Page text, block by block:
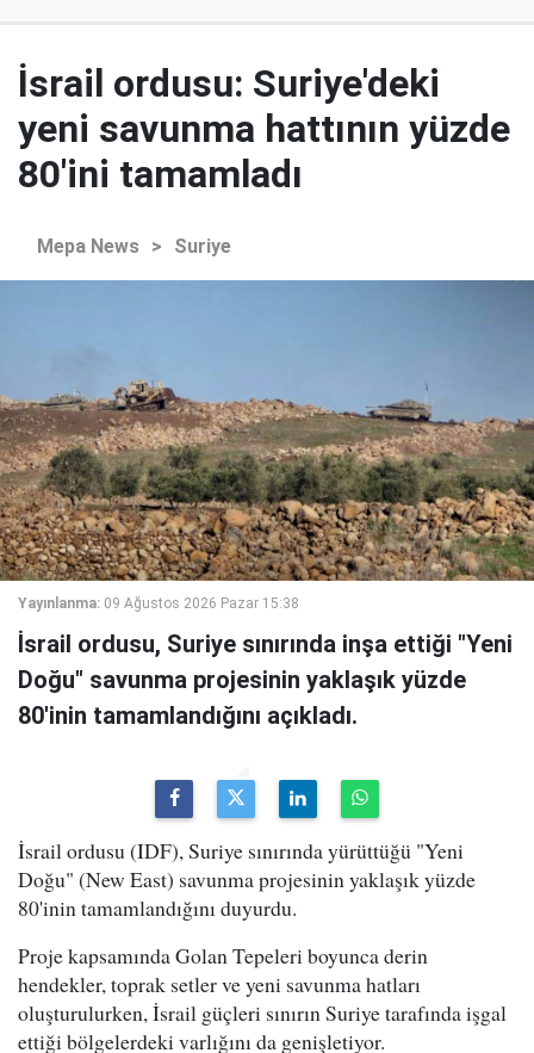
İsrail ordusu: Suriye'deki
yeni savunma hattının yüzde
80'ini tamamladı
Mepa News > Suriye
Yayınlanma: 09 Ağustos 2026 Pazar 15:38
İsrail ordusu, Suriye sınırında inşa ettiği "Yeni
Doğu" savunma projesinin yaklaşık yüzde
80'inin tamamlandığını açıkladı.
İsrail ordusu (IDF), Suriye sınırında yürüttüğü "Yeni
Doğu" (New East) savunma projesinin yaklaşık yüzde
80'inin tamamlandığını duyurdu.
Proje kapsamında Golan Tepeleri boyunca derin
hendekler, toprak setler ve yeni savunma hatları
oluşturulurken, İsrail güçleri sınırın Suriye tarafında işgal
ettiği bölgelerdeki varlığını da genişletiyor.